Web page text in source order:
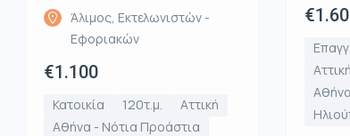
Άλιμος, Εκτελωνιστών -
Εφοριακών
€1.100
Κατοικία 120τ.μ.
Αττική
Αθήνα - Νότια Προάστια